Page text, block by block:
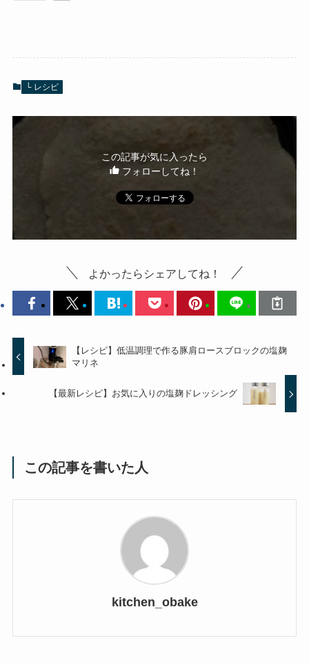
└ レシピ
この記事が気に入ったら
フォローしてね！
よかったらシェアしてね！
【レシピ】低温調理で作る豚肩ロースブロックの塩麹
マリネ
【最新レシピ】お気に入りの塩麹ドレッシング
この記事を書いた人
kitchen_obake